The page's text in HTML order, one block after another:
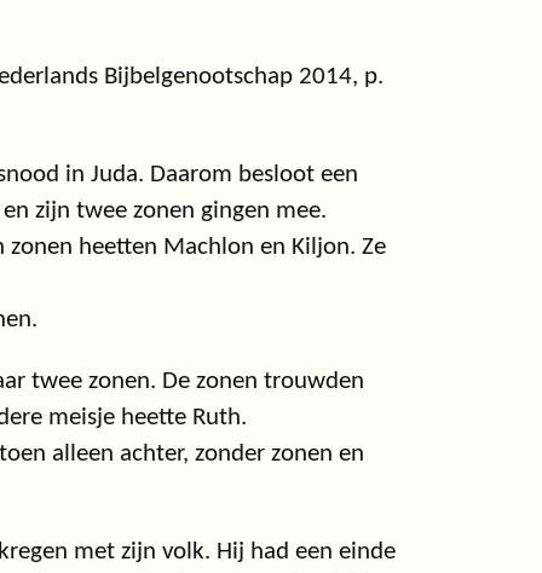
Bijbelgenootschap 2014, p.
in Juda. Daarom besloot een
zijn twee zonen gingen mee.
heetten Machlon en Kiljon. Ze
twee zonen. De zonen trouwden
meisje heette Ruth.
alleen achter, zonder zonen en
met zijn volk. Hij had een einde